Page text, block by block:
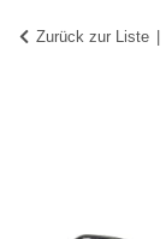
Zurück zur Liste